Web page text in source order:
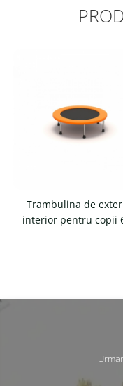
Trambulina de
interior pentru copii